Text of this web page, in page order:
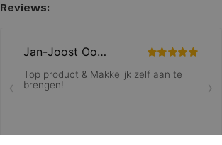
Reviews: